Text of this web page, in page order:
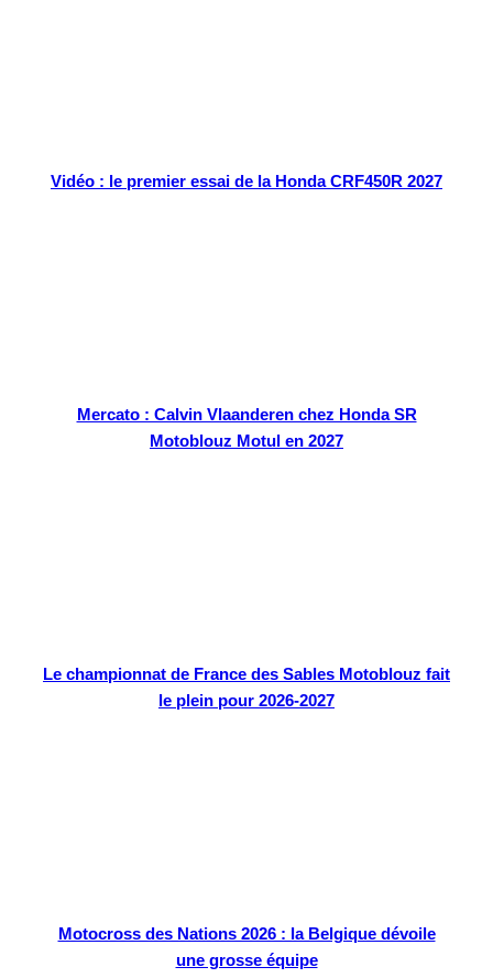
Vidéo : le premier essai de la Honda CRF450R 2027
Mercato : Calvin Vlaanderen chez Honda SR
Motoblouz Motul en 2027
Le championnat de France des Sables Motoblouz fait
le plein pour 2026-2027
Motocross des Nations 2026 : la Belgique dévoile
une grosse équipe